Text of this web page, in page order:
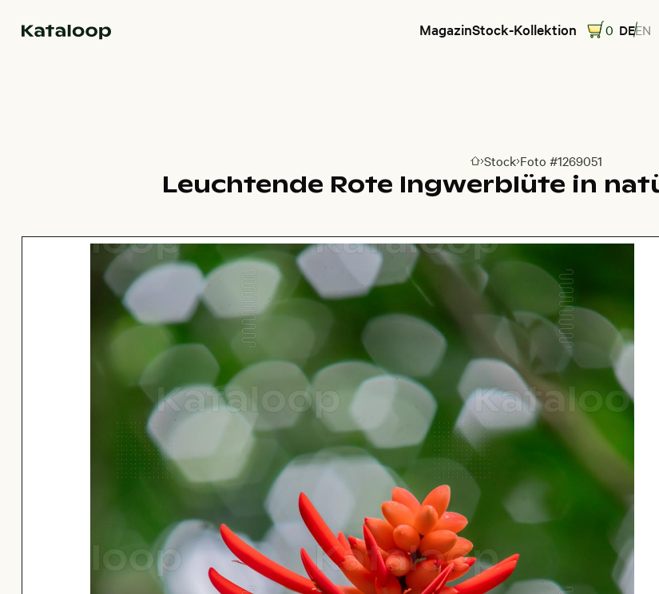
MagazinStock-Kollektion 0 DEEN
Zur Homepage
Stock Foto #1269051
Leuchtende Rote Ingwerblüte in